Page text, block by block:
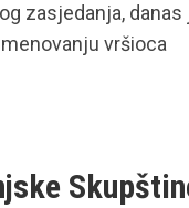
zasjedanja, danas
vršioca